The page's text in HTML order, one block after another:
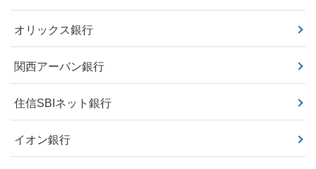
オリックス銀行
関西アーバン銀行
住信SBIネット銀行
イオン銀行